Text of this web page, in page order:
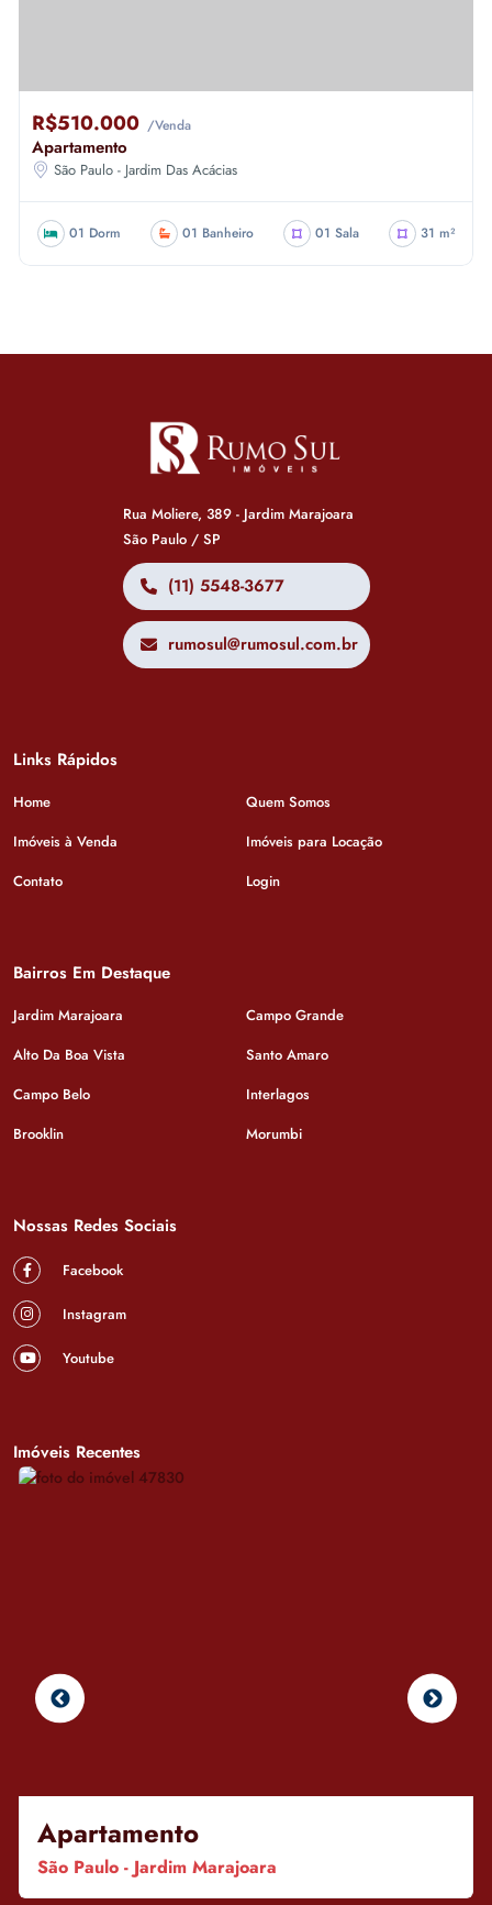
R$510.000 /Venda
Apartamento
São Paulo - Jardim Das Acácias
01 Dorm 01 Banheiro 01 Sala 31 m²
Rua Moliere, 389 - Jardim Marajoara
São Paulo / SP
(11) 5548-3677
rumosul@rumosul.com.br
Links Rápidos
Home
Quem Somos
Imóveis à Venda
Imóveis para Locação
Contato
Login
Bairros Em Destaque
Jardim Marajoara
Campo Grande
Alto Da Boa Vista
Santo Amaro
Campo Belo
Interlagos
Brooklin
Morumbi
Nossas Redes Sociais
Facebook
Instagram
Youtube
Imóveis Recentes
Apartamento
São Paulo - Jardim Marajoara